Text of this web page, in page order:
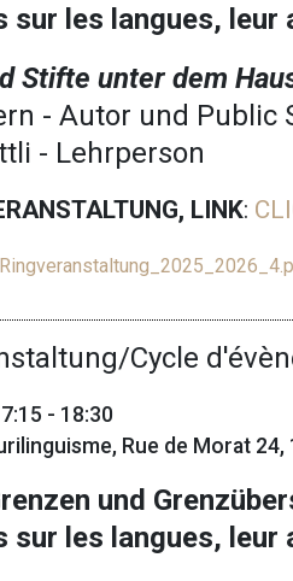
sur les langues,
Stifte unter dem
- Autor und Public
- Lehrperson
LINK:
Cycle
- 18:30
Rue de Morat 24,
und
sur les langues,